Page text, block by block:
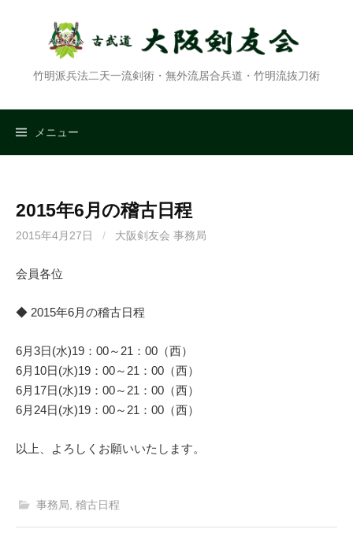
へ
竹明派兵法二天一流剣術・無外流居合兵道・竹明流抜刀術
メニュー
2015年6月の稽古日程
2015年4月27日 / 大阪剣友会 事務局
会員各位
◆ 2015年6月の稽古日程
6月3日(水)19：00～21：00（西）
6月10日(水)19：00～21：00（西）
6月17日(水)19：00～21：00（西）
6月24日(水)19：00～21：00（西）
以上、よろしくお願いいたします。
事務局 稽古日程